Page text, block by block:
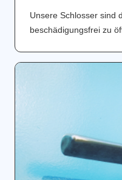
Unsere Schlosser sind
beschädigungsfrei zu